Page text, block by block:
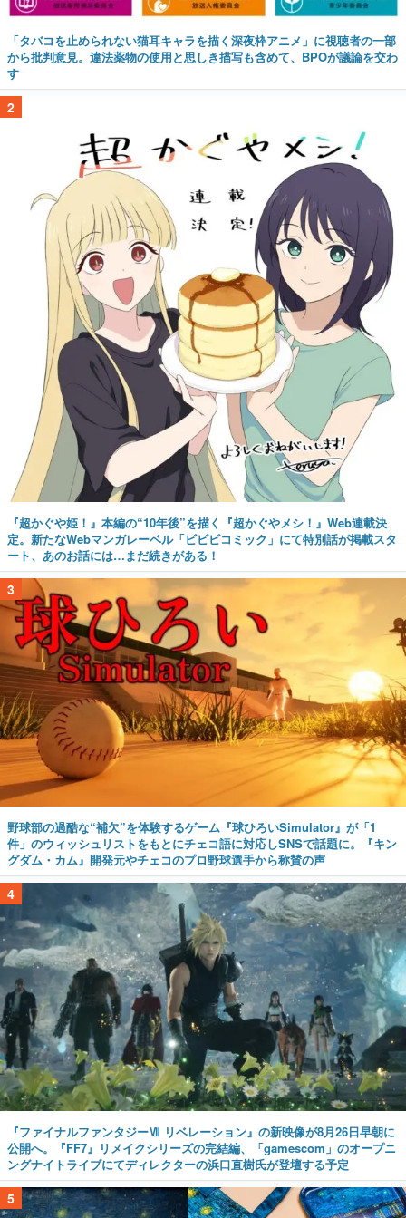
「タバコを止められない猫耳キャラを描く深夜枠アニメ」に視聴者の一部
から批判意見。違法薬物の使用と思しき描写も含めて、BPOが議論を交わ
す
2
『超かぐや姫！』本編の“10年後”を描く『超かぐやメシ！』Web連載決
定。新たなWebマンガレーベル「ビビビコミック」にて特別話が掲載スタ
ート、あのお話には…まだ続きがある！
3
野球部の過酷な“補欠”を体験するゲーム『球ひろいSimulator』が「1
件」のウィッシュリストをもとにチェコ語に対応しSNSで話題に。『キン
グダム・カム』開発元やチェコのプロ野球選手から称賛の声
4
『ファイナルファンタジーⅦ リベレーション』の新映像が8月26日早朝に
公開へ。『FF7』リメイクシリーズの完結編、「gamescom」のオープニ
ングナイトライブにてディレクターの浜口直樹氏が登壇する予定
5